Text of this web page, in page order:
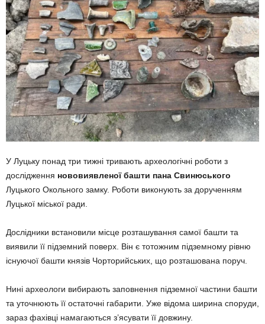
У Луцьку понад три тижні тривають археологічні роботи з
дослідження нововиявленої башти пана Свинюського
Луцького Окольного замку. Роботи виконують за дорученням
Луцької міської ради.
Дослідники встановили місце розташування самої башти та
виявили її підземний поверх. Він є тотожним підземному рівню
існуючої башти князів Чорторийських, що розташована поруч.
Нині археологи вибирають заповнення підземної частини башти
та уточнюють її остаточні габарити. Уже відома ширина споруди,
зараз фахівці намагаються з’ясувати її довжину.